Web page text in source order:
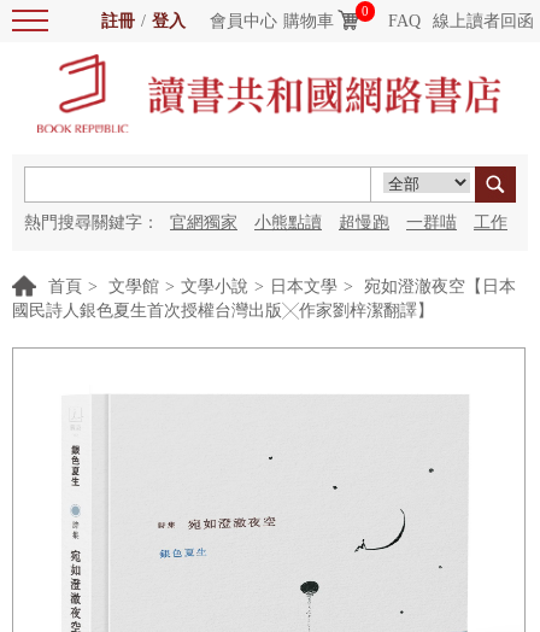
註冊 / 登入 會員中心 購物車
0
FAQ 線上讀者回函
熱門搜尋關鍵字： 官網獨家 小熊點讀 超慢跑 一群喵 工作
首頁 > 文學館 > 文學小說 > 日本文學 >
宛如澄澈夜空【日本
國民詩人銀色夏生首次授權台灣出版╳作家劉梓潔翻譯】